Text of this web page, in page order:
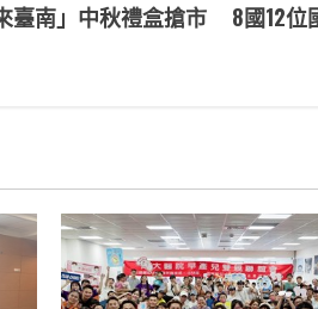
臺南」中秋禮盒搶市
8國12